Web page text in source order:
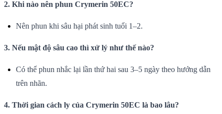
2. Khi nào nên phun Crymerin 50EC?
Nên phun khi sâu hại phát sinh tuổi 1–2.
3. Nếu mật độ sâu cao thì xử lý như thế nào?
Có thể phun nhắc lại lần thứ hai sau 3–5 ngày theo hướng dẫn
trên nhãn.
4. Thời gian cách ly của Crymerin 50EC là bao lâu?